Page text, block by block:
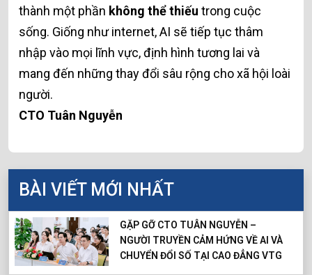
thành một phần không thể thiếu trong cuộc
sống. Giống như internet, AI sẽ tiếp tục thâm
nhập vào mọi lĩnh vực, định hình tương lai và
mang đến những thay đổi sâu rộng cho xã hội loài
người.
CTO Tuân Nguyễn
BÀI VIẾT MỚI NHẤT
GẶP GỠ CTO TUÂN NGUYỄN –
NGƯỜI TRUYỀN CẢM HỨNG VỀ AI VÀ
CHUYỂN ĐỔI SỐ TẠI CAO ĐẲNG VTG